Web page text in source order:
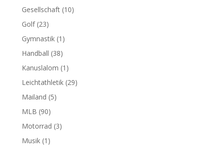
Gesellschaft(10)
Golf(23)
Gymnastik(1)
Handball (38)
Kanuslalom (1)
Leichtathletik(29)
Mailand (5)
MLB (90)
Motorrad (3)
Musik(1)